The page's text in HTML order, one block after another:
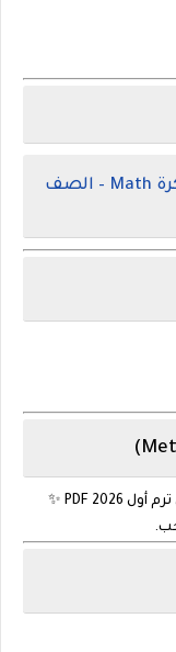
اضغط هنا لتحميل أحدث مذكرة Math – الصف
📚 تحميل مذكرة Math الصف السادس الابتدائي ترم أول 2026 PDF ✨